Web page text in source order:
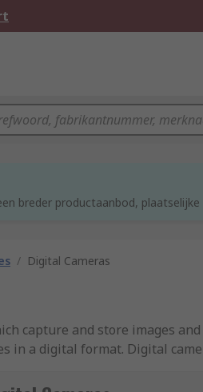
breder productaanbod,
/ Digital Cameras
capture and store images
in a digital format. Digital